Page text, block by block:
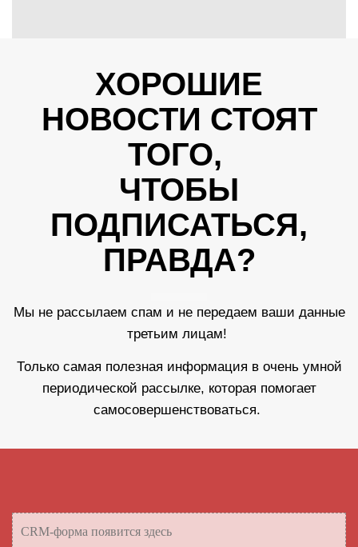
ХОРОШИЕ
НОВОСТИ СТОЯТ
ТОГО,
ЧТОБЫ
ПОДПИСАТЬСЯ,
ПРАВДА?
Мы не рассылаем спам и не передаем ваши данные
третьим лицам!
Только самая полезная информация в очень умной
периодической рассылке, которая помогает
самосовершенствоваться.
CRM-форма появится здесь